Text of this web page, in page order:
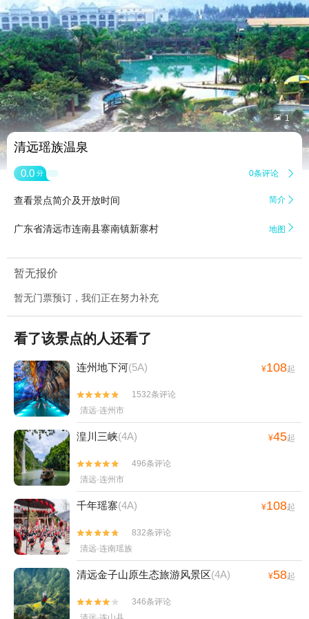
 1
清远瑶族温泉
0.0 分 0条评论 
查看景点简介及开放时间 简介 
广东省清远市连南县寨南镇新寨村 地图 
暂无报价
暂无门票预订，我们正在努力补充
看了该景点的人还看了
连州地下河(5A) ¥108起


1532条评论
清远·连州市
湟川三峡(4A) ¥45起


496条评论
清远·连州市
千年瑶寨(4A) ¥108起


832条评论
清远·连南瑶族
清远金子山原生态旅游风景区(4A) ¥58起


346条评论
